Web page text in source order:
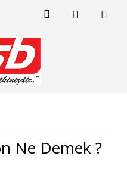
Ne Demek ?